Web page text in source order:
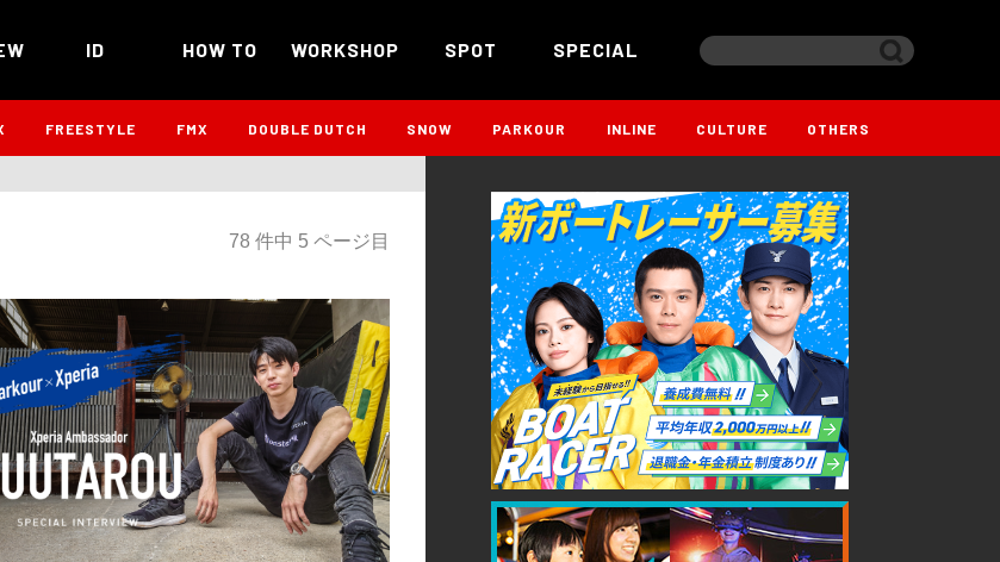
ID HOW TO WORKSHOP SPOT SPECIAL
FREESTYLE FMX DOUBLE DUTCH SNOW PARKOUR INLINE CULTURE OTHERS
78 件中 5 ページ目